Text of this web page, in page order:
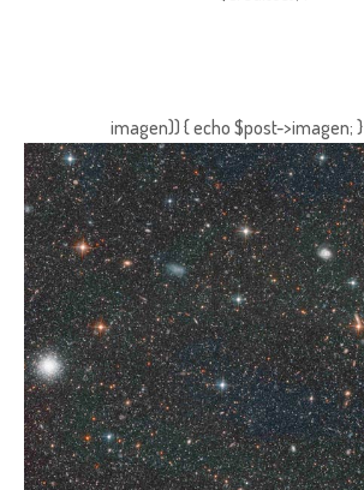
imagen)) { echo $post->imagen; }